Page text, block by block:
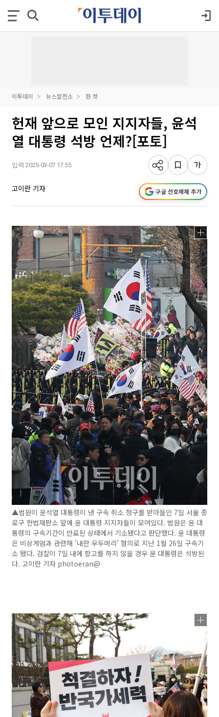
이투데이 뉴스발전소 한 컷
헌재 앞으로 모인 지지자들, 윤석
열 대통령 석방 언제?[포토]
입력 2025-03-07 17:55
고이란 기자 구글 선호매체 추가
▲법원이 윤석열 대통령이 낸 구속 취소 청구를 받아들인 7일 서울 종
로구 헌법재판소 앞에 윤 대통령 지지자들이 모여있다. 법원은 윤 대
통령의 구속기간이 만료된 상태에서 기소됐다고 판단했다. 윤 대통령
은 비상계엄과 관련해 '내란 우두머리' 혐의로 지난 1월 26일 구속기
소 됐다. 검찰이 7일 내에 항고를 하지 않을 경우 윤 대통령은 석방된
다. 고이란 기자 photoeran@